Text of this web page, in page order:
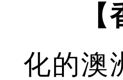
化的澳